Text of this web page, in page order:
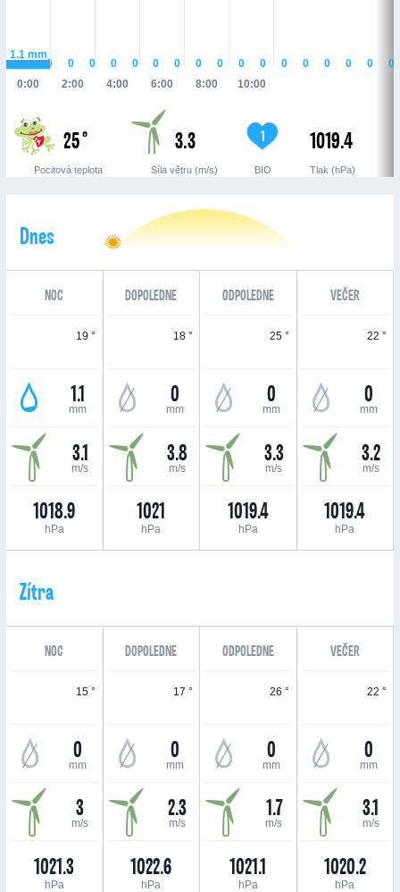
0:00 2:00 4:00 6:00 8:00 10:00
1.1mm
0 0 0 0 0 0 0 0 0 0 0 0 0 0 0 0 0
25 °
Pocitová teplota
3.3
Síla větru (m/s)
1
BIO
1019.4
Tlak (hPa)
Dnes
NOC DOPOLEDNE ODPOLEDNE VEČER
19 °
1.1
mm
3.1
m/s
1018.9
hPa
18 °
0
mm
3.8
m/s
1021
hPa
25 °
0
mm
3.3
m/s
1019.4
hPa
22 °
0
mm
3.2
m/s
1019.4
hPa
Zítra
NOC DOPOLEDNE ODPOLEDNE VEČER
15 °
0
mm
3
m/s
1021.3
hPa
17 °
0
mm
2.3
m/s
1022.6
hPa
26 °
0
mm
1.7
m/s
1021.1
hPa
22 °
0
mm
3.1
m/s
1020.2
hPa